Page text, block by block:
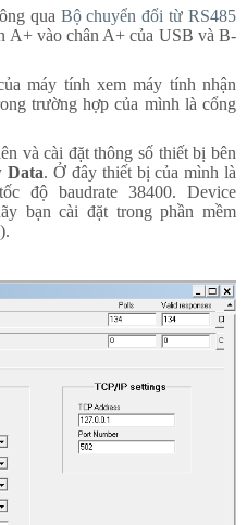
qua Bộ chuyển đổi từ RS485
A+ vào chân A+ của USB và B-
máy tính xem máy tính nhận
trường hợp của mình là cổng
và cài đặt thông số thiết bị bên
Data. Ở đây thiết bị của mình là
độ baudrate 38400. Device
bạn cài đặt trong phần mềm